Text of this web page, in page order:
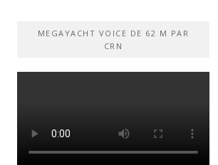
MEGAYACHT VOICE DE 62 M PAR
CRN